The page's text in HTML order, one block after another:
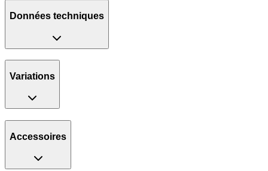
Données techniques
Variations
Accessoires